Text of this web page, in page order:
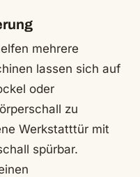
mehrere
lassen sich auf
oder
zu
Werkstatttür mit
spürbar.